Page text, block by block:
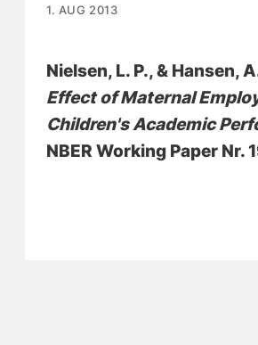
1. AUG 2013
Nielsen, L. P., & Hansen,
Effect of Maternal
Children's Academic
NBER Working Paper Nr.